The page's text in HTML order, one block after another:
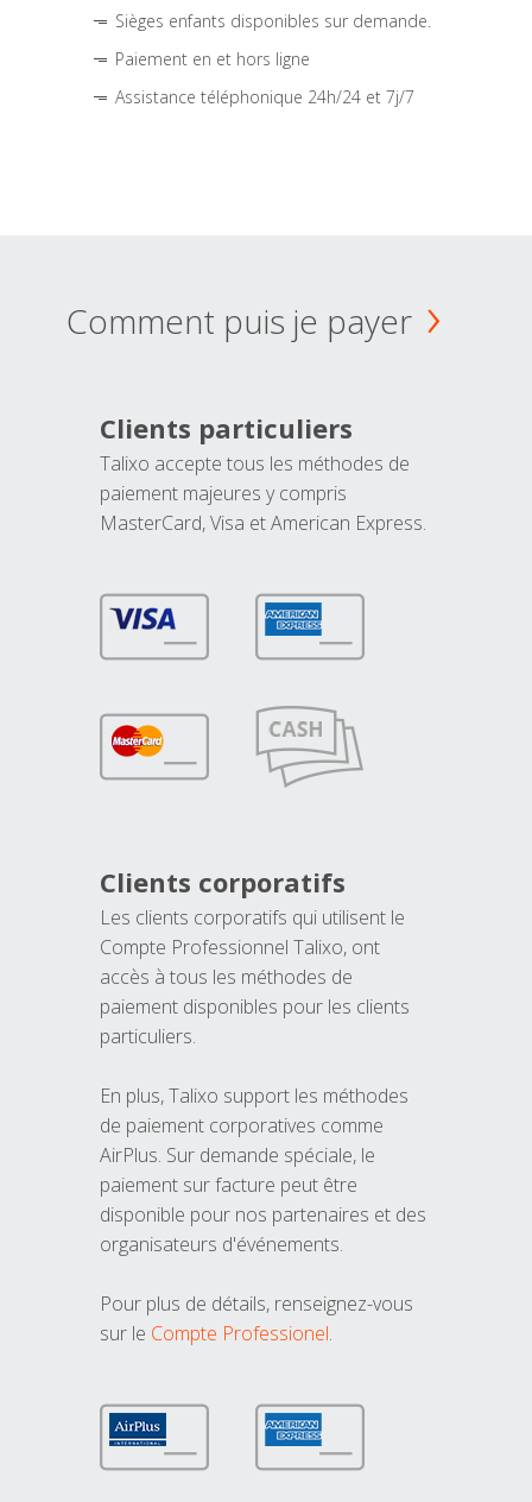
Sièges enfants disponibles sur demande.
Paiement en et hors ligne
Assistance téléphonique 24h/24 et 7j/7
Comment puis je payer
Clients particuliers
Talixo accepte tous les méthodes de
paiement majeures y compris
MasterCard, Visa et American Express.
Clients corporatifs
Les clients corporatifs qui utilisent le
Compte Professionnel Talixo, ont
accès à tous les méthodes de
paiement disponibles pour les clients
particuliers.
En plus, Talixo support les méthodes
de paiement corporatives comme
AirPlus. Sur demande spéciale, le
paiement sur facture peut être
disponible pour nos partenaires et des
organisateurs d'événements.
Pour plus de détails, renseignez-vous
sur le Compte Professionel.